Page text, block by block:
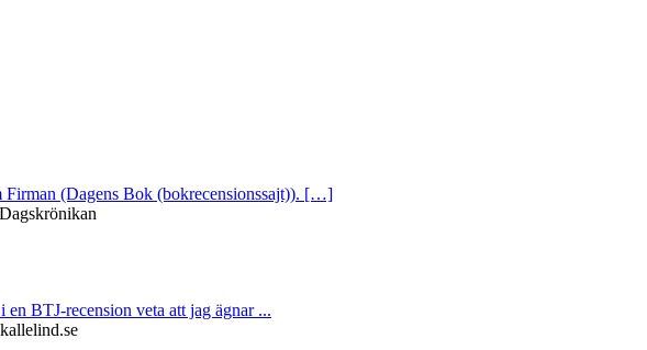
(Dagens Bok (bokrecensionssajt)). […]
BTJ-recension veta att jag ägnar ...